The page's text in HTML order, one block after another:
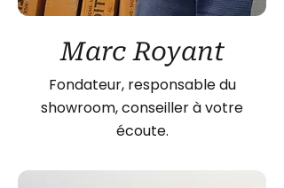
Marc Royant
Fondateur, responsable du
showroom, conseiller à votre
écoute.